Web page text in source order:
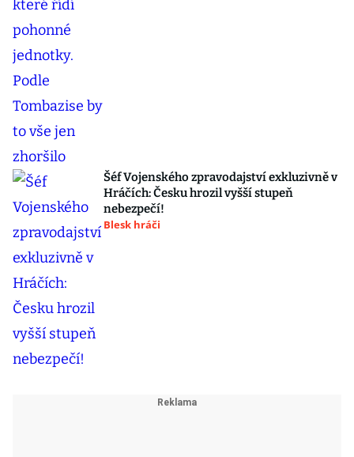
Šéf Vojenského zpravodajství exkluzivně v
Hráčích: Česku hrozil vyšší stupeň
nebezpečí!
Blesk hráči